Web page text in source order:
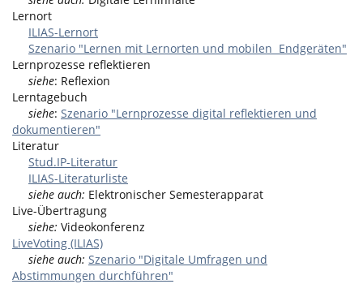
Lernort
ILIAS-Lernort
Szenario "Lernen mit Lernorten und mobilen Endgeräten"
Lernprozesse reflektieren
siehe: Reflexion
Lerntagebuch
siehe: Szenario "Lernprozesse digital reflektieren und
dokumentieren"
Literatur
Stud.IP-Literatur
ILIAS-Literaturliste
siehe auch: Elektronischer Semesterapparat
Live-Übertragung
siehe: Videokonferenz
LiveVoting (ILIAS)
siehe auch: Szenario "Digitale Umfragen und
Abstimmungen durchführen"